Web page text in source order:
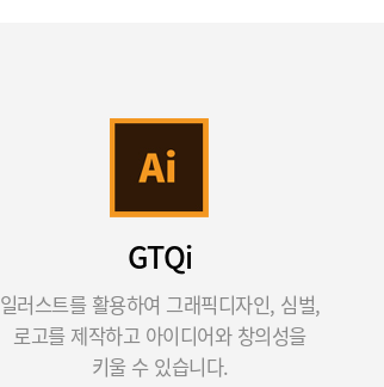
GTQi
일러스트를 활용하여 그래픽디자인, 심벌,
로고를 제작하고 아이디어와 창의성을
키울 수 있습니다.